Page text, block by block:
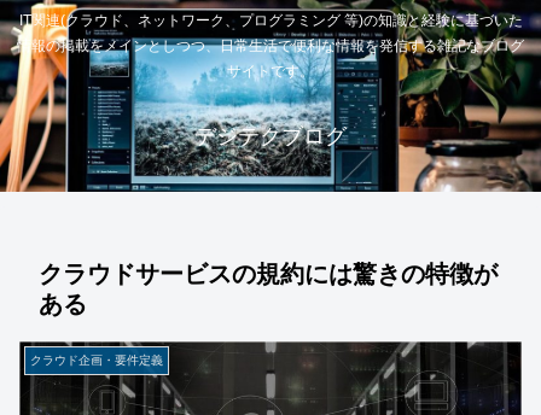
IT関連(クラウド、ネットワーク、プログラミング 等)の知識と経験に基づいた
情報の掲載をメインとしつつ、日常生活で便利な情報を発信する雑記なブログ
サイトです。
デジテクブログ
クラウドサービスの規約には驚きの特徴が
ある
クラウド企画・要件定義